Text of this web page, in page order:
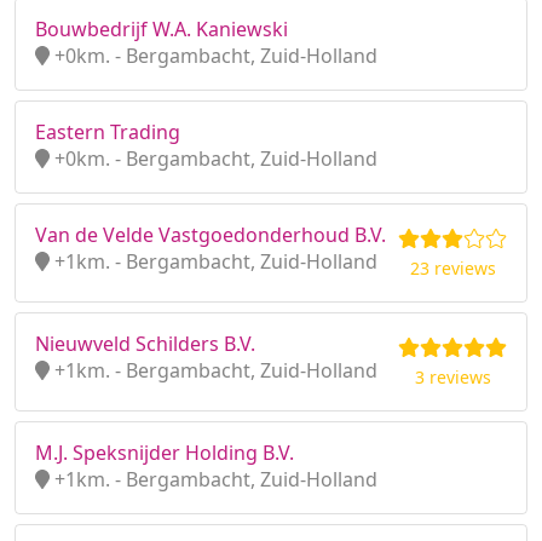
Bouwbedrijf W.A. Kaniewski
+0km. - Bergambacht, Zuid-Holland
Eastern Trading
+0km. - Bergambacht, Zuid-Holland
Van de Velde Vastgoedonderhoud B.V.
+1km. - Bergambacht, Zuid-Holland
23 reviews
Nieuwveld Schilders B.V.
+1km. - Bergambacht, Zuid-Holland
3 reviews
M.J. Speksnijder Holding B.V.
+1km. - Bergambacht, Zuid-Holland